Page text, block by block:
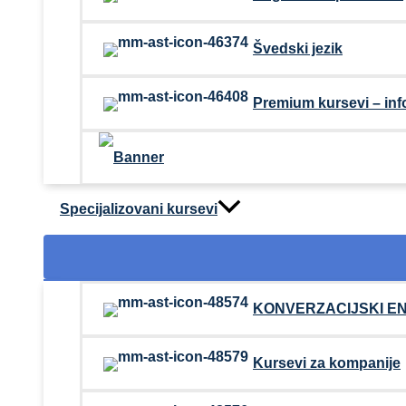
Švedski jezik
Premium kursevi –
Specijalizovani kursevi
KONVERZACIJSKI
Kursevi za kompanije